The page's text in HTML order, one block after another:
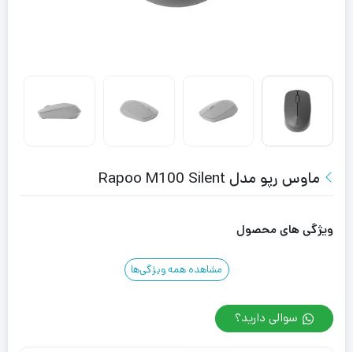
ماوس رپو مدل Rapoo M100 Silent
ویژگی های محصول
مشاهده همه ویژگی‌ها
سوالی دارید؟